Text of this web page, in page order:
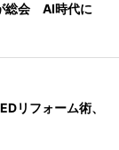
総会 AI時代に
リフォーム術、